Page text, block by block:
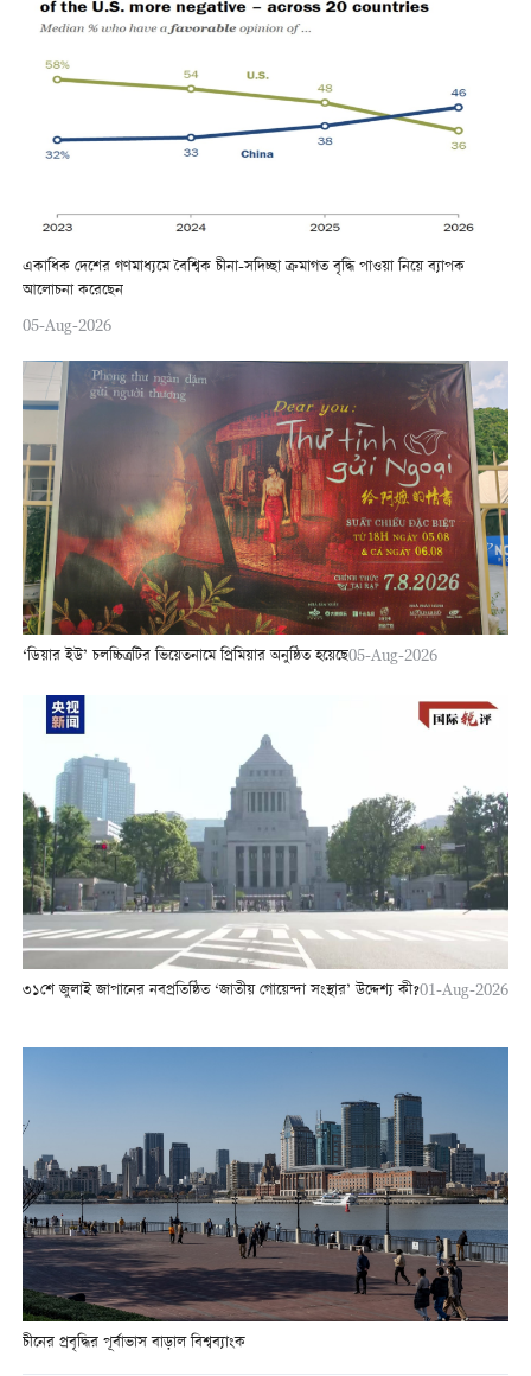
একাধিক দেশের গণমাধ্যমে বৈশ্বিক চীনা-সদিচ্ছা ক্রমাগত বৃদ্ধি পাওয়া নিয়ে ব্যাপক
আলোচনা করেছেন
05-Aug-2026
‘ডিয়ার ইউ’ চলচ্চিত্রটির ভিয়েতনামে প্রিমিয়ার অনুষ্ঠিত হয়েছে05-Aug-2026
৩১শে জুলাই জাপানের নবপ্রতিষ্ঠিত ‘জাতীয় গোয়েন্দা সংস্থার’ উদ্দেশ্য কী?01-Aug-2026
চীনের প্রবৃদ্ধির পূর্বাভাস বাড়াল বিশ্বব্যাংক